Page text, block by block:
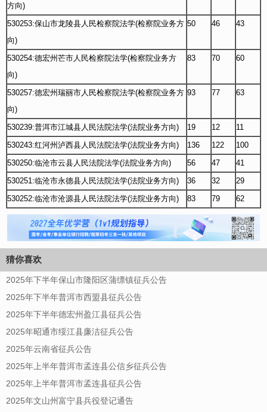
方向)
530253:保山市龙陵县人民检察院法学(检察院业务方
向)
50 46 43
530254:德宏州芒市人民检察院法学(检察院业务方
向)
83 70 60
530257:德宏州瑞丽市人民检察院法学(检察院业务方
向)
93 77 63
530239:普洱市江城县人民法院法学(法院业务方向) 19 12
11
530243:红河州泸西县人民法院法学(法院业务方向)
136 122
100
530250:临沧市云县人民法院法学(法院业务方向)
56 47
41
530251:临沧市永德县人民法院法学(法院业务方向)
36 32
29
530252:临沧市沧源县人民法院法学(法院业务方向)
83 79 62
猜你喜欢
2025年下半年保山市隆阳区蒲缥镇征兵公告
2025年下半年普洱市西盟县征兵公告
2025年下半年德宏州盈江县征兵公告
2025年昭通市绥江县廉洁征兵公告
2025年云南省征兵公告
2025年上半年普洱市孟连县公信乡征兵公告
2025年上半年普洱市孟连县征兵公告
2025年文山州富宁县兵役登记通告